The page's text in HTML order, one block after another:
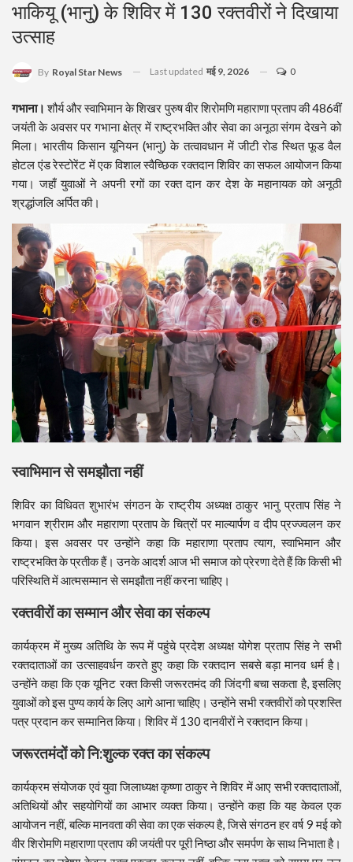
भाकियू (भानु) के शिविर में 130 रक्तवीरों ने दिखाया
उत्साह
By Royal Star News Last updated मई 9, 2026 0
गभाना। शौर्य और स्वाभिमान के शिखर पुरुष वीर शिरोमणि महाराणा प्रताप की 486वीं
जयंती के अवसर पर गभाना क्षेत्र में राष्ट्रभक्ति और सेवा का अनूठा संगम देखने को
मिला। भारतीय किसान यूनियन (भानु) के तत्वावधान में जीटी रोड स्थित फूड वैल
होटल एंड रेस्टोरेंट में एक विशाल स्वैच्छिक रक्तदान शिविर का सफल आयोजन किया
गया। जहाँ युवाओं ने अपनी रगों का रक्त दान कर देश के महानायक को अनूठी
श्रद्धांजलि अर्पित की।
स्वाभिमान से समझौता नहीं
शिविर का विधिवत शुभारंभ संगठन के राष्ट्रीय अध्यक्ष ठाकुर भानु प्रताप सिंह ने
भगवान श्रीराम और महाराणा प्रताप के चित्रों पर माल्यार्पण व दीप प्रज्ज्वलन कर
किया। इस अवसर पर उन्होंने कहा कि महाराणा प्रताप त्याग, स्वाभिमान और
राष्ट्रभक्ति के प्रतीक हैं। उनके आदर्श आज भी समाज को प्रेरणा देते हैं कि किसी भी
परिस्थिति में आत्मसम्मान से समझौता नहीं करना चाहिए।
रक्तवीरों का सम्मान और सेवा का संकल्प
कार्यक्रम में मुख्य अतिथि के रूप में पहुंचे प्रदेश अध्यक्ष योगेश प्रताप सिंह ने सभी
रक्तदाताओं का उत्साहवर्धन करते हुए कहा कि रक्तदान सबसे बड़ा मानव धर्म है।
उन्होंने कहा कि एक यूनिट रक्त किसी जरूरतमंद की जिंदगी बचा सकता है, इसलिए
युवाओं को इस पुण्य कार्य के लिए आगे आना चाहिए। उन्होंने सभी रक्तवीरों को प्रशस्ति
पत्र प्रदान कर सम्मानित किया। शिविर में 130 दानवीरों ने रक्तदान किया।
जरूरतमंदों को नि:शुल्क रक्त का संकल्प
कार्यक्रम संयोजक एवं युवा जिलाध्यक्ष कृष्णा ठाकुर ने शिविर में आए सभी रक्तदाताओं,
अतिथियों और सहयोगियों का आभार व्यक्त किया। उन्होंने कहा कि यह केवल एक
आयोजन नहीं, बल्कि मानवता की सेवा का एक संकल्प है, जिसे संगठन हर वर्ष 9 मई को
वीर शिरोमणि महाराणा प्रताप की जयंती पर पूरी निष्ठा और समर्पण के साथ निभाता है।